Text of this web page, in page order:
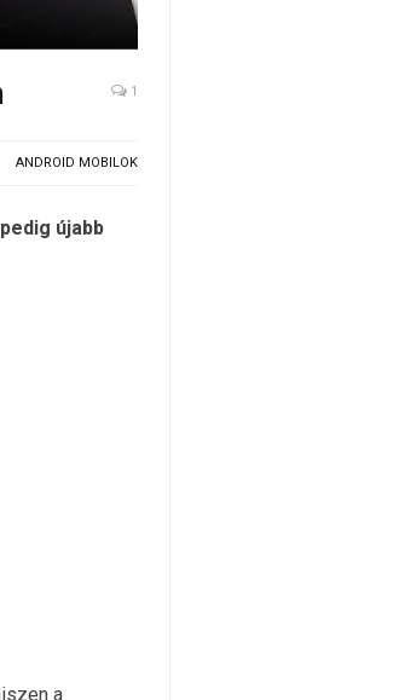
1
ANDROID MOBILOK
újabb
a